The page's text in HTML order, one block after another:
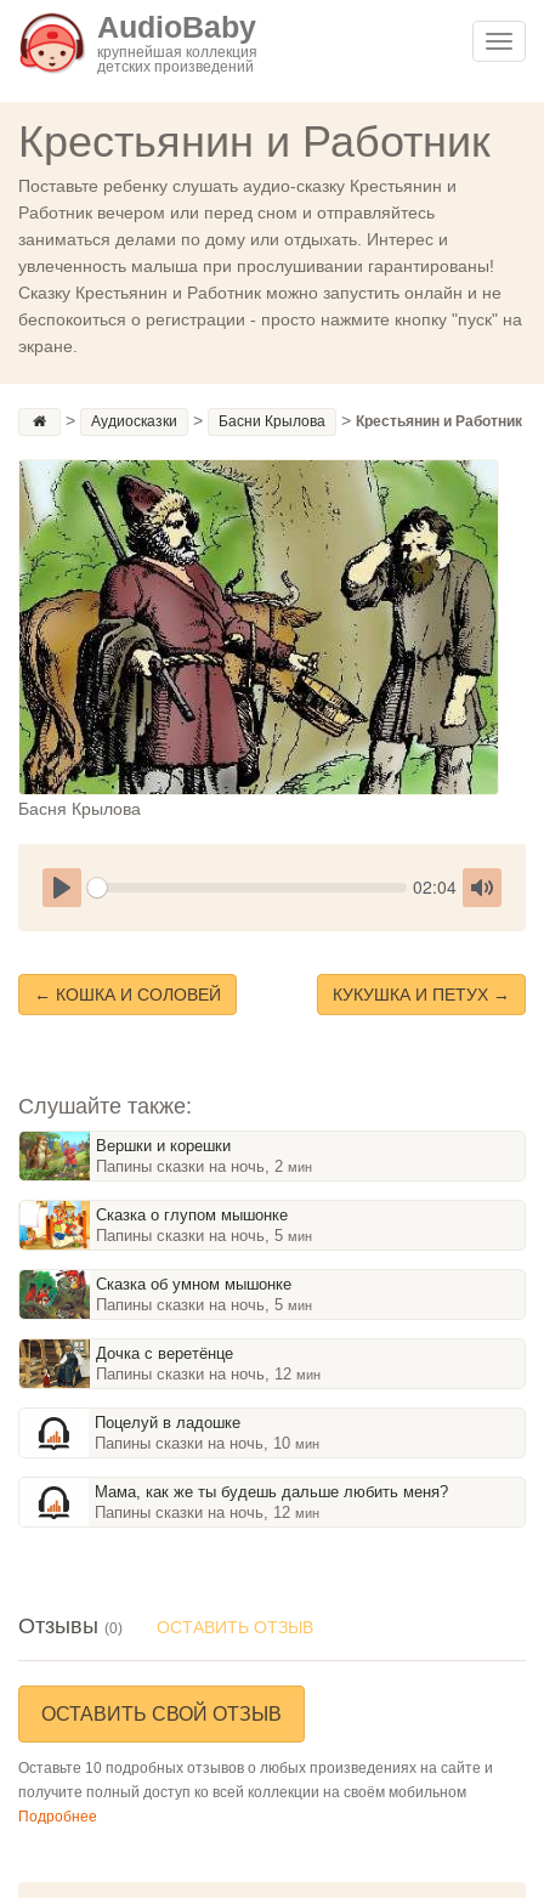
AudioBaby
крупнейшая коллекция
детских произведений
Крестьянин и Работник
Поставьте ребенку слушать аудио-сказку Крестьянин и
Работник вечером или перед сном и отправляйтесь
заниматься делами по дому или отдыхать. Интерес и
увлеченность малыша при прослушивании гарантированы!
Сказку Крестьянин и Работник можно запустить онлайн и не
беспокоиться о регистрации - просто нажмите кнопку "пуск" на
экране.
> Аудиосказки > Басни Крылова > Крестьянин и Работник
Басня Крылова
Play
Current
02:04
Toggle
← КОШКА И СОЛОВЕЙ КУКУШКА И ПЕТУХ →
Слушайте также:
Вершки и корешки
Папины сказки на ночь, 2 мин
Сказка о глупом мышонке
Папины сказки на ночь, 5 мин
Сказка об умном мышонке
Папины сказки на ночь, 5 мин
Дочка с веретёнце
Папины сказки на ночь, 12 мин
Поцелуй в ладошке
Папины сказки на ночь, 10мин
Мама, как же ты будешь дальше любить меня?
Папины сказки на ночь, 12мин
Отзывы (0) ОСТАВИТЬ ОТЗЫВ
ОСТАВИТЬ СВОЙ ОТЗЫВ
Оставьте 10 подробных отзывов о любых произведениях на сайте и
получите полный доступ ко всей коллекции на своём мобильном
Подробнее